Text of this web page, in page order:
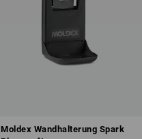
Moldex Wandhalterung Spark